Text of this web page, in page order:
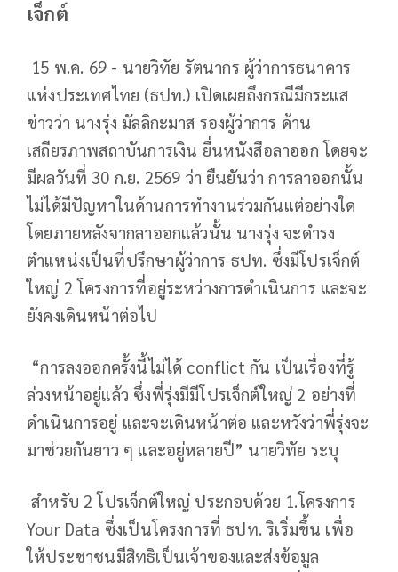
เจ็กต์
15 พ.ค. 69 - นายวิทัย รัตนากร ผู้ว่าการธนาคาร
แห่งประเทศไทย (ธปท.) เปิดเผยถึงกรณีมีกระแส
ข่าวว่า นางรุ่ง มัลลิกะมาส รองผู้ว่าการ ด้าน
เสถียรภาพสถาบันการเงิน ยื่นหนังสือลาออก โดยจะ
มีผลวันที่ 30 ก.ย. 2569 ว่า ยืนยันว่า การลาออกนั้น
ไม่ได้มีปัญหาในด้านการทำงานร่วมกันแต่อย่างใด
โดยภายหลังจากลาออกแล้วนั้น นางรุ่ง จะดำรง
ตำแหน่งเป็นที่ปรึกษาผู้ว่าการ ธปท. ซึ่งมีโปรเจ็กต์
ใหญ่ 2 โครงการที่อยู่ระหว่างการดำเนินการ และจะ
ยังคงเดินหน้าต่อไป
“การลงออกครั้งนี้ไม่ได้ conflict กัน เป็นเรื่องที่รู้
ล่วงหน้าอยู่แล้ว ซึ่งพี่รุ่งมีมีโปรเจ็กต์ใหญ่ 2 อย่างที่
ดำเนินการอยู่ และจะเดินหน้าต่อ และหวังว่าพี่รุ่งจะ
มาช่วยกันยาว ๆ และอยู่หลายปี” นายวิทัย ระบุ
สำหรับ 2 โปรเจ็กต์ใหญ่ ประกอบด้วย 1.โครงการ
Your Data ซึ่งเป็นโครงการที่ ธปท. ริเริ่มขึ้น เพื่อ
ให้ประชาชนมีสิทธิเป็นเจ้าของและส่งข้อมูล